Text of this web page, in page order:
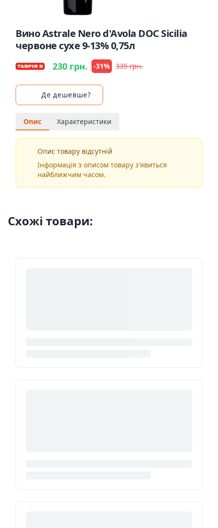
Вино Astrale Nero d'Avola DOC Sicilia
червоне сухе 9-13% 0,75л
230 грн. -31% 335 грн.
Де дешевше?
Опис Характеристики
Опис товару відсутній
Інформація з описом товару з'явиться
найближчим часом.
Схожі товари: